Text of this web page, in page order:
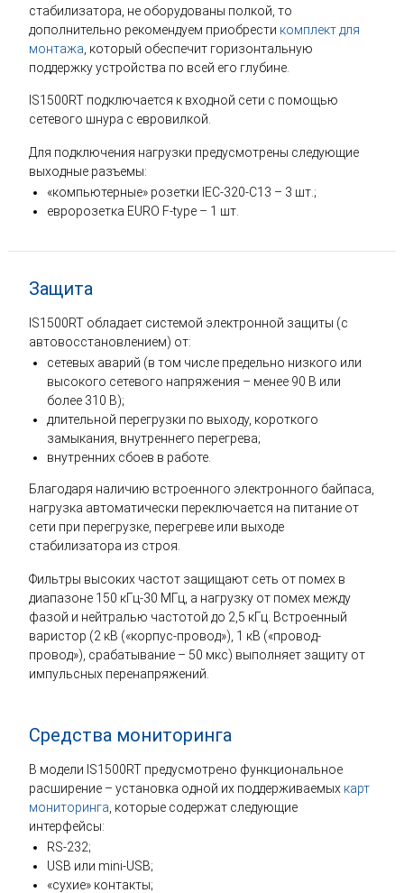
стабилизатора, не оборудованы полкой, то
дополнительно рекомендуем приобрести комплект для
монтажа , который обеспечит горизонтальную
поддержку устройства по всей его глубине.
IS1500RT подключается к входной сети с помощью
сетевого шнура с евровилкой.
Для подключения нагрузки предусмотрены следующие
выходные разъемы:
«компьютерные» розетки IEC-320-C13 – 3 шт.;
евророзетка EURO F-type – 1 шт.
Защита
IS1500RT обладает системой электронной защиты (с
автовосстановлением) от:
сетевых аварий (в том числе предельно низкого или
высокого сетевого напряжения – менее 90 В или
более 310 В);
длительной перегрузки по выходу, короткого
замыкания, внутреннего перегрева;
внутренних сбоев в работе.
Благодаря наличию встроенного электронного байпаса,
нагрузка автоматически переключается на питание от
сети при перегрузке, перегреве или выходе
стабилизатора из строя.
Фильтры высоких частот защищают сеть от помех в
диапазоне 150 кГц-30 МГц, а нагрузку от помех между
фазой и нейтралью частотой до 2,5 кГц. Встроенный
варистор (2 кВ («корпус-провод»), 1 кВ («провод-
провод»), срабатывание – 50 мкс) выполняет защиту от
импульсных перенапряжений.
Средства мониторинга
В модели IS1500RT предусмотрено функциональное
расширение – установка одной их поддерживаемых карт
мониторинга , которые содержат следующие
интерфейсы:
RS-232;
USB или mini-USB;
«сухие» контакты;